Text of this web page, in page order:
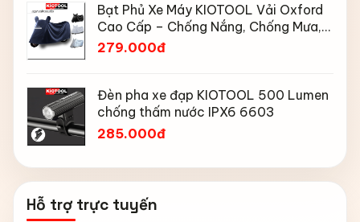
Bạt Phủ Xe Máy KIOTOOL Vải Oxford
Cao Cấp – Chống Nắng, Chống Mưa,
Chống Bụi, Chống Tia UV, Có Phản
279.000đ
Đèn pha xe đạp KIOTOOL 500 Lumen
chống thấm nước IPX6 6603
285.000đ
Hỗ trợ trực tuyến